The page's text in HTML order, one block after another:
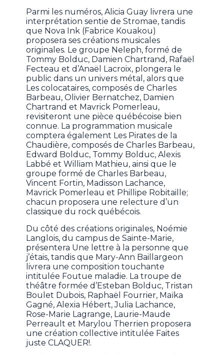
Parmi les numéros, Alicia Guay livrera une
interprétation sentie de Stromae, tandis
que Nova Ink (Fabrice Kouakou)
proposera ses créations musicales
originales. Le groupe Neleph, formé de
Tommy Bolduc, Damien Chartrand, Rafaël
Fecteau et d’Anaël Lacroix, plongera le
public dans un univers métal, alors que
Les colocataires, composés de Charles
Barbeau, Olivier Bernatchez, Damien
Chartrand et Mavrick Pomerleau,
revisiteront une pièce québécoise bien
connue. La programmation musicale
comptera également Les Pirates de la
Chaudière, composés de Charles Barbeau,
Edward Bolduc, Tommy Bolduc, Alexis
Labbé et William Mathieu, ainsi que le
groupe formé de Charles Barbeau,
Vincent Fortin, Madisson Lachance,
Mavrick Pomerleau et Phillipe Robitaille;
chacun proposera une relecture d’un
classique du rock québécois.
Du côté des créations originales, Noémie
Langlois, du campus de Sainte-Marie,
présentera Une lettre à la personne que
j’étais, tandis que Mary-Ann Baillargeon
livrera une composition touchante
intitulée Foutue maladie. La troupe de
théâtre formée d’Esteban Bolduc, Tristan
Boulet Dubois, Raphaël Fourrier, Maïka
Gagné, Alexia Hébert, Julia Lachance,
Rose-Marie Lagrange, Laurie-Maude
Perreault et Marylou Therrien proposera
une création collective intitulée Faites
juste CLAQUER!.